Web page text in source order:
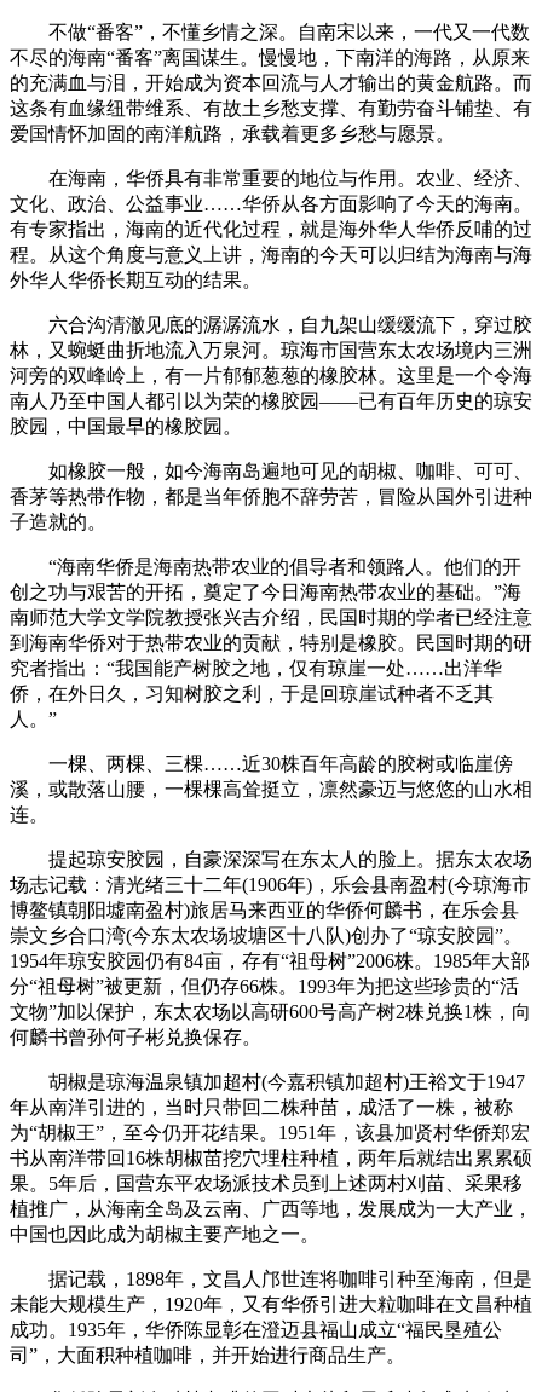
不做“番客”，不懂乡情之深。自南宋以来，一代又一代数
不尽的海南“番客”离国谋生。慢慢地，下南洋的海路，从原来
的充满血与泪，开始成为资本回流与人才输出的黄金航路。而
这条有血缘纽带维系、有故土乡愁支撑、有勤劳奋斗铺垫、有
爱国情怀加固的南洋航路，承载着更多乡愁与愿景。
在海南，华侨具有非常重要的地位与作用。农业、经济、
文化、政治、公益事业……华侨从各方面影响了今天的海南。
有专家指出，海南的近代化过程，就是海外华人华侨反哺的过
程。从这个角度与意义上讲，海南的今天可以归结为海南与海
外华人华侨长期互动的结果。
六合沟清澈见底的潺潺流水，自九架山缓缓流下，穿过胶
林，又蜿蜓曲折地流入万泉河。琼海市国营东太农场境内三洲
河旁的双峰岭上，有一片郁郁葱葱的橡胶林。这里是一个令海
南人乃至中国人都引以为荣的橡胶园——已有百年历史的琼安
胶园，中国最早的橡胶园。
如橡胶一般，如今海南岛遍地可见的胡椒、咖啡、可可、
香茅等热带作物，都是当年侨胞不辞劳苦，冒险从国外引进种
子造就的。
“海南华侨是海南热带农业的倡导者和领路人。他们的开
创之功与艰苦的开拓，奠定了今日海南热带农业的基础。”海
南师范大学文学院教授张兴吉介绍，民国时期的学者已经注意
到海南华侨对于热带农业的贡献，特别是橡胶。民国时期的研
究者指出：“我国能产树胶之地，仅有琼崖一处……出洋华
侨，在外日久，习知树胶之利，于是回琼崖试种者不乏其
人。”
一棵、两棵、三棵……近30株百年高龄的胶树或临崖傍
溪，或散落山腰，一棵棵高耸挺立，凛然豪迈与悠悠的山水相
连。
提起琼安胶园，自豪深深写在东太人的脸上。据东太农场
场志记载：清光绪三十二年(1906年)，乐会县南盈村(今琼海市
博鳌镇朝阳墟南盈村)旅居马来西亚的华侨何麟书，在乐会县
崇文乡合口湾(今东太农场坡塘区十八队)创办了“琼安胶园”。
1954年琼安胶园仍有84亩，存有“祖母树”2006株。1985年大部
分“祖母树”被更新，但仍存66株。1993年为把这些珍贵的“活
文物”加以保护，东太农场以高研600号高产树2株兑换1株，向
何麟书曾孙何子彬兑换保存。
胡椒是琼海温泉镇加超村(今嘉积镇加超村)王裕文于1947
年从南洋引进的，当时只带回二株种苗，成活了一株，被称
为“胡椒王”，至今仍开花结果。1951年，该县加贤村华侨郑宏
书从南洋带回16株胡椒苗挖穴埋柱种植，两年后就结出累累硕
果。5年后，国营东平农场派技术员到上述两村刈苗、采果移
植推广，从海南全岛及云南、广西等地，发展成为一大产业，
中国也因此成为胡椒主要产地之一。
据记载，1898年，文昌人邝世连将咖啡引种至海南，但是
未能大规模生产，1920年，又有华侨引进大粒咖啡在文昌种植
成功。1935年，华侨陈显彰在澄迈县福山成立“福民垦殖公
司”，大面积种植咖啡，并开始进行商品生产。